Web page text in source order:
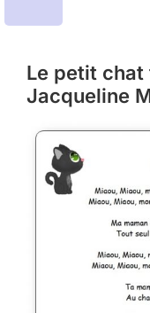
Le petit chat
Jacqueline